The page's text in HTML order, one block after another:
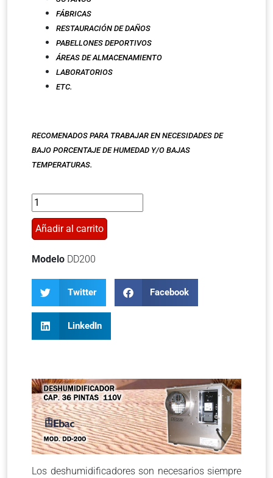
FÁBRICAS
RESTAURACIÓN DE DAÑOS
PABELLONES DEPORTIVOS
ÁREAS DE ALMACENAMIENTO
LABORATORIOS
ETC.
RECOMENADOS PARA TRABAJAR EN NECESIDADES DE
BAJO PORCENTAJE DE HUMEDAD Y/O BAJAS
TEMPERATURAS.
Añadir al carrito
Modelo DD200
Twitter Facebook
LinkedIn
Los deshumidificadores son necesarios siempre